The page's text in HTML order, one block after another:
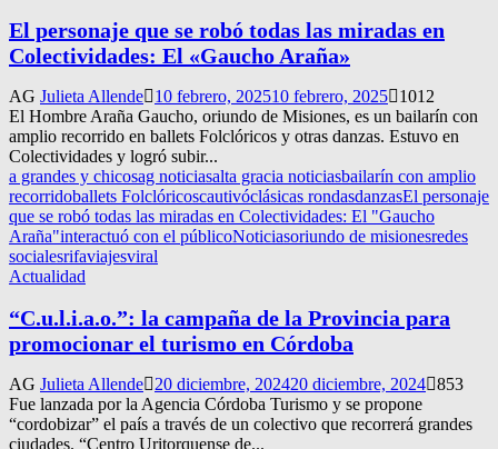
El personaje que se robó todas las miradas en
Colectividades: El «Gaucho Araña»
AG Julieta Allende 10 febrero, 202510 febrero, 2025
1012
El Hombre Araña Gaucho, oriundo de Misiones, es un bailarín con
amplio recorrido en ballets Folclóricos y otras danzas. Estuvo en
Colectividades y logró subir...
a grandes y chicosag noticiasalta gracia noticiasbailarín con amplio
recorridoballets Folclóricoscautivóclásicas rondasdanzasEl personaje
que se robó todas las miradas en Colectividades: El "Gaucho
Araña"interactuó con el públicoNoticiasoriundo de misionesredes
socialesrifaviajesviral
Actualidad
“C.u.l.i.a.o.”: la campaña de la Provincia para
promocionar el turismo en Córdoba
AG Julieta Allende 20 diciembre, 202420 diciembre, 2024 853
Fue lanzada por la Agencia Córdoba Turismo y se propone
“cordobizar” el país a través de un colectivo que recorrerá grandes
ciudades. “Centro Uritorquense de...